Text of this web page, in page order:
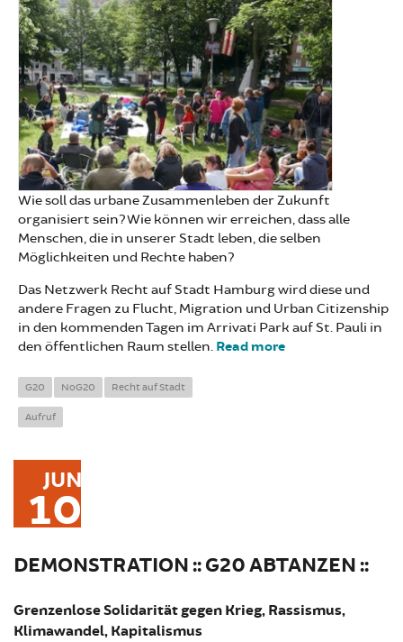
Wie soll das urbane Zusammenleben der Zukunft
organisiert sein? Wie können wir erreichen, dass alle
Menschen, die in unserer Stadt leben, die selben
Möglichkeiten und Rechte haben?
Das Netzwerk Recht auf Stadt Hamburg wird diese und
andere Fragen zu Flucht, Migration und Urban Citizenship
in den kommenden Tagen im Arrivati Park auf St. Pauli in
den öffentlichen Raum stellen. Read more
G20 NoG20 Recht auf Stadt
Aufruf
JUN
10
DEMONSTRATION :: G20 ABTANZEN ::
Grenzenlose Solidarität gegen Krieg, Rassismus,
Klimawandel, Kapitalismus